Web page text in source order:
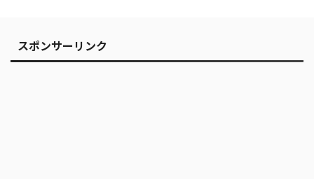
スポンサーリンク